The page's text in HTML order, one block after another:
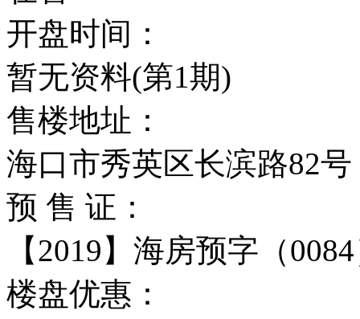
开盘时间：
暂无资料(第1期)
售楼地址：
海口市秀英区长滨路82号
预 售 证：
【2019】海房预字（
楼盘优惠：